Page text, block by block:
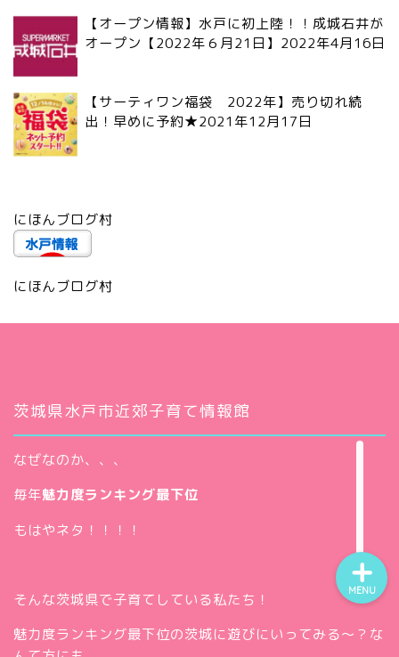
【オープン情報】水戸に初上陸！！成城石井が
オープン【2022年６月21日】 2022年4月16日
【サーティワン福袋 2022年】売り切れ続
出！早めに予約★2021年12月17日
にほんブログ村
にほんブログ村
茨城県水戸市近郊子育て情報館
なぜなのか、、、
毎年魅力度ランキング最下位
もはやネタ！！！！
そんな茨城県で子育てしている私たち！
魅力度ランキング最下位の茨城に遊びにいってみる～？な
MENU
お問